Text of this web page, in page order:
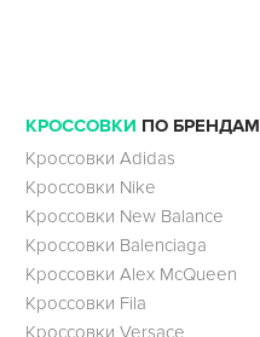
КРОССОВКИ ПО БРЕНДАМ
Кроссовки Adidas
Кроссовки Nike
Кроссовки New Balance
Кроссовки Balenciaga
Кроссовки Alex McQueen
Кроссовки Fila
Кроссовки Versace